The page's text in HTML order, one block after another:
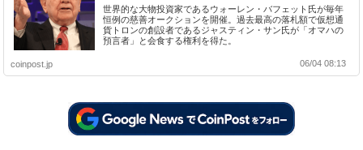
世界的な大物投資家であるウォーレン・バフェット氏が毎年
恒例の慈善オークションを開催。過去最高の落札額で仮想通
貨トロンの創設者であるジャスティン・サン氏が「オマハの
預言者」と会食する権利を得た。
coinpost.jp 06/04 08:13